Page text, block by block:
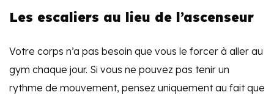
Les escaliers au lieu de l’ascenseur
Votre corps n’a pas besoin que vous le forcer à aller au
gym chaque jour. Si vous ne pouvez pas tenir un
rythme de mouvement, pensez uniquement au fait que